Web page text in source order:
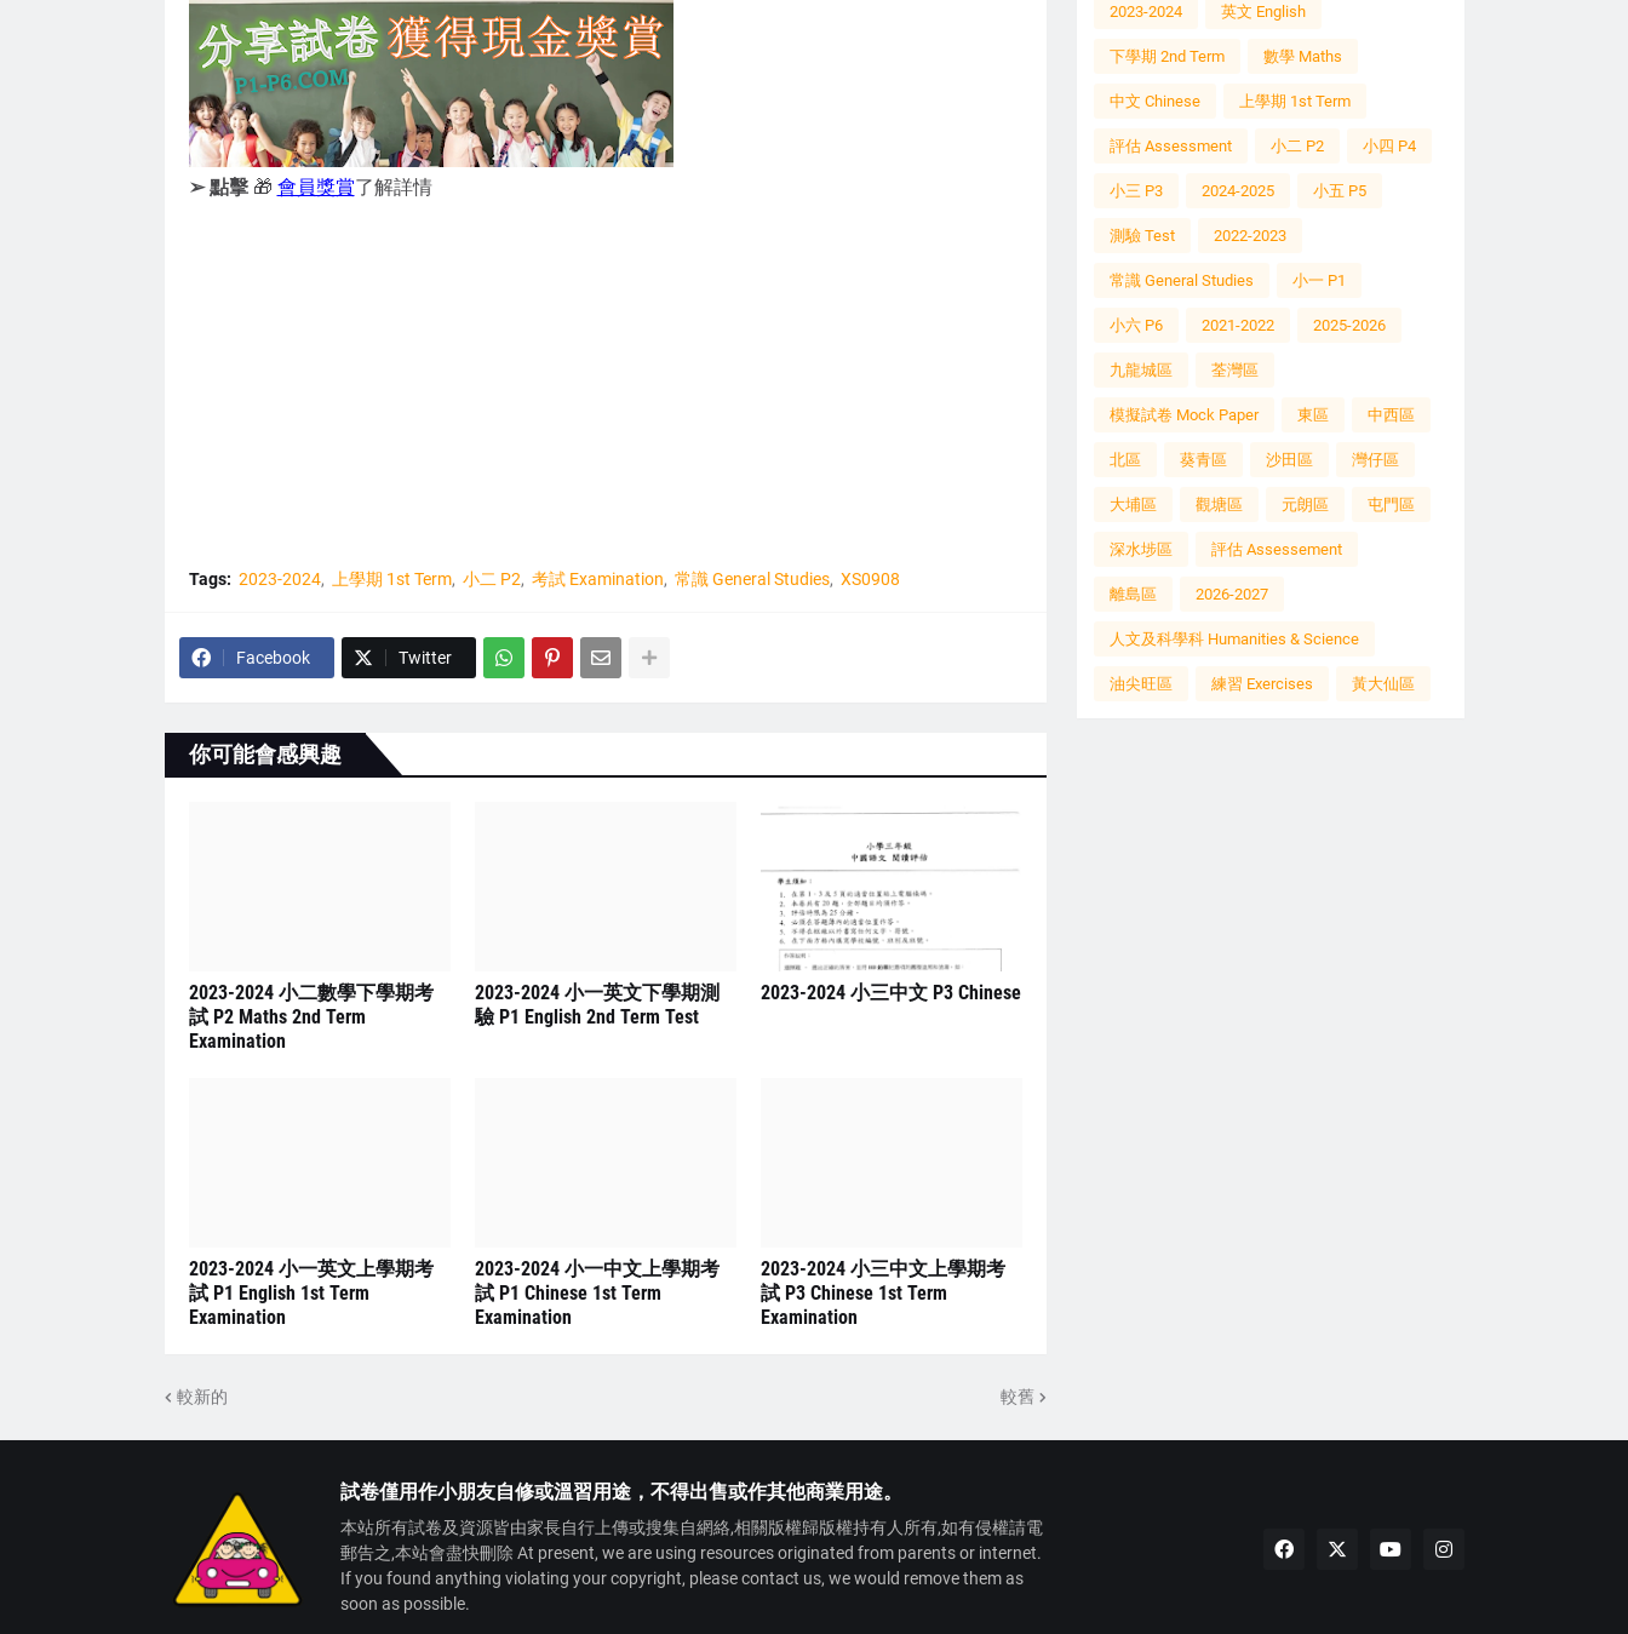
➢ 點擊 🎁 會員獎賞了解詳情
Tags: 2023-2024 上學期 1st Term 小二 P2 考試 Examination 常識 General Studies XS0908
Facebook Twitter
你可能會感興趣
2023-2024 小二數學下學期考
試 P2 Maths 2nd Term
Examination
2023-2024 小一英文下學期測
驗 P1 English 2nd Term Test
2023-2024 小三中文 P3 Chinese
2023-2024 小一英文上學期考
試 P1 English 1st Term
Examination
2023-2024 小一中文上學期考
試 P1 Chinese 1st Term
Examination
2023-2024 小三中文上學期考
試 P3 Chinese 1st Term
Examination
較新的 較舊
2023-2024 英文 English
下學期 2nd Term 數學 Maths
中文 Chinese 上學期 1st Term
評估 Assessment 小二 P2 小四 P4
小三 P3 2024-2025 小五 P5
測驗 Test 2022-2023
常識 General Studies 小一 P1
小六 P6 2021-2022 2025-2026
九龍城區 荃灣區
模擬試卷 Mock Paper 東區 中西區
北區 葵青區 沙田區 灣仔區
大埔區 觀塘區 元朗區 屯門區
深水埗區 評估 Assessement
離島區 2026-2027
人文及科學科 Humanities & Science
油尖旺區 練習 Exercises 黃大仙區
試卷僅用作小朋友自修或溫習用途，不得出售或作其他商業用途。
本站所有試卷及資源皆由家長自行上傳或搜集自網絡,相關版權歸版權持有人所有,如有侵權請電
郵告之,本站會盡快刪除 At present, we are using resources originated from parents or internet.
If you found anything violating your copyright, please contact us, we would remove them as
soon as possible.